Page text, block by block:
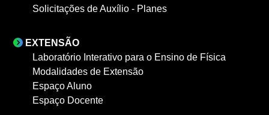
Solicitações de Auxílio - Planes
EXTENSÃO
Laboratório Interativo para o Ensino de Física
Modalidades de Extensão
Espaço Aluno
Espaço Docente